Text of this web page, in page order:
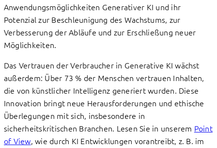
Anwendungsmöglichkeiten Generativer KI und ihr
Potenzial zur Beschleunigung des Wachstums, zur
Verbesserung der Abläufe und zur Erschließung neuer
Möglichkeiten.
Das Vertrauen der Verbraucher in Generative KI wächst
außerdem: Über 73 % der Menschen vertrauen Inhalten,
die von künstlicher Intelligenz generiert wurden. Diese
Innovation bringt neue Herausforderungen und ethische
Überlegungen mit sich, insbesondere in
sicherheitskritischen Branchen. Lesen Sie in unserem Point
of View, wie durch KI Entwicklungen vorantreibt, z. B. im